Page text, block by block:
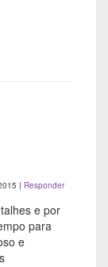
| Responder
e por
para
e